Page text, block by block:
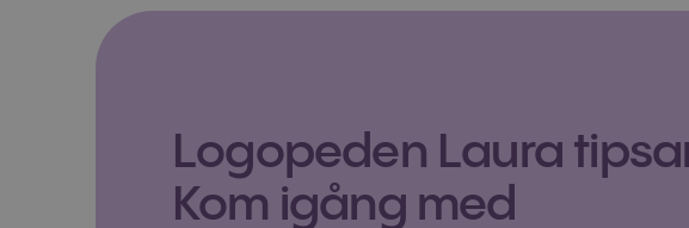
Logopeden Laura
Kom igång med